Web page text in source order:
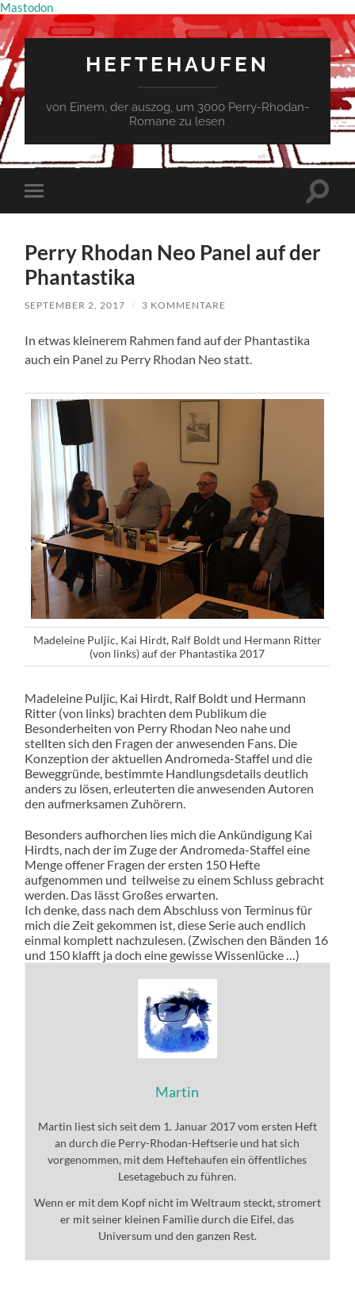
Mastodon
HEFTEHAUFEN
von Einem, der auszog, um 3000 Perry-Rhodan-
Romane zu lesen
Mobile-
Menü
Perry Rhodan Neo Panel auf der
Phantastika
SEPTEMBER 2, 2017 / 3 KOMMENTARE
In etwas kleinerem Rahmen fand auf der Phantastika
auch ein Panel zu Perry Rhodan Neo statt.
Madeleine Puljic, Kai Hirdt, Ralf Boldt und Hermann Ritter
(von links) auf der Phantastika 2017
Madeleine Puljic, Kai Hirdt, Ralf Boldt und Hermann
Ritter (von links) brachten dem Publikum die
Besonderheiten von Perry Rhodan Neo nahe und
stellten sich den Fragen der anwesenden Fans. Die
Konzeption der aktuellen Andromeda-Staffel und die
Beweggründe, bestimmte Handlungsdetails deutlich
anders zu lösen, erleuterten die anwesenden Autoren
den aufmerksamen Zuhörern.
Besonders aufhorchen lies mich die Ankündigung Kai
Hirdts, nach der im Zuge der Andromeda-Staffel eine
Menge offener Fragen der ersten 150 Hefte
aufgenommen und teilweise zu einem Schluss gebracht
werden. Das lässt Großes erwarten.
Ich denke, dass nach dem Abschluss von Terminus für
mich die Zeit gekommen ist, diese Serie auch endlich
einmal komplett nachzulesen. (Zwischen den Bänden 16
und 150 klafft ja doch eine gewisse Wissenlücke …)
Martin
Martin liest sich seit dem 1. Januar 2017 vom ersten Heft
an durch die Perry-Rhodan-Heftserie und hat sich
vorgenommen, mit dem Heftehaufen ein öffentliches
Lesetagebuch zu führen.
Wenn er mit dem Kopf nicht im Weltraum steckt, stromert
er mit seiner kleinen Familie durch die Eifel, das
Universum und den ganzen Rest.